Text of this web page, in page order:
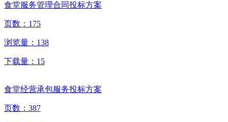
食堂服务管理合同投标方案
页数： 175
浏览量： 138
下载量： 15
食堂经营承包服务投标方案
页数： 387